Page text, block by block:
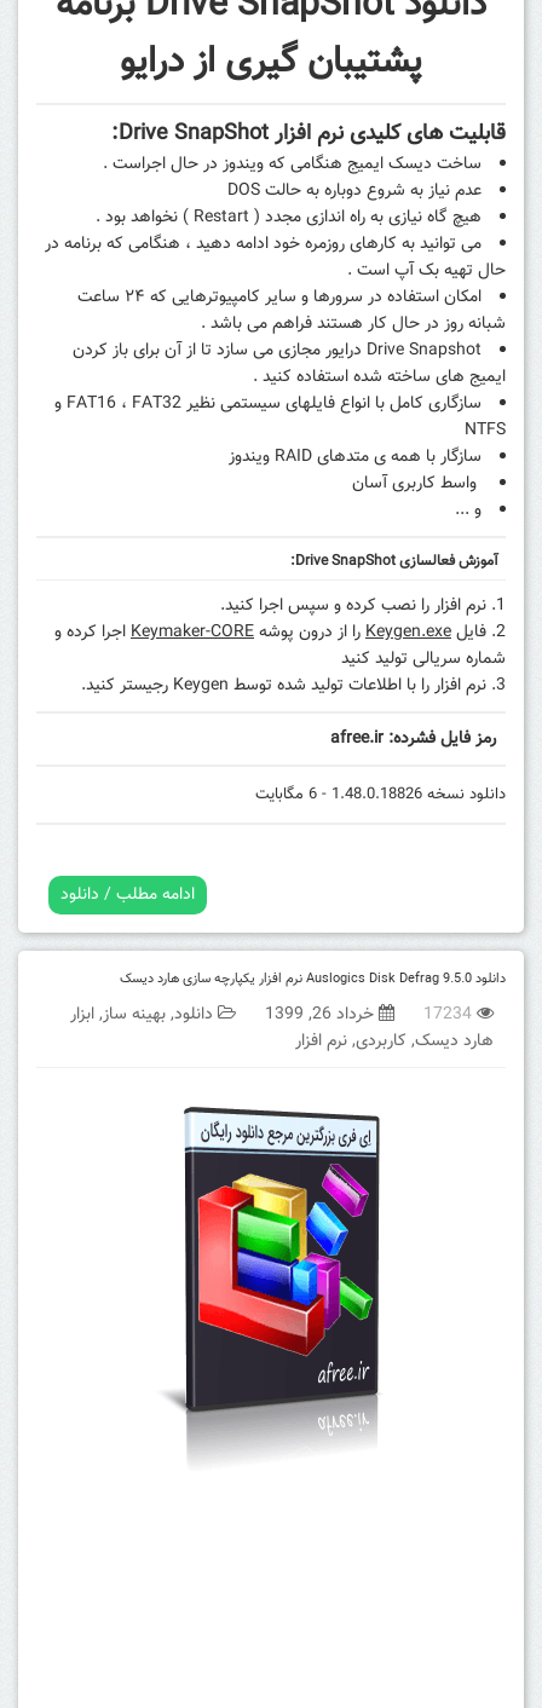
پشتیبان گیری از درایو
قابلیت های کلیدی نرم افزار Drive SnapShot :
ساخت دیسک ایمیج هنگامی که ویندوز در حال اجراست .
عدم نیاز به شروع دوباره به حالت DOS
هیچ گاه نیازی به راه اندازی مجدد ( Restart ) نخواهد بود .
می توانید به کارهای روزمره خود ادامه دهید ، هنگامی که برنامه در
حال تهیه بک آپ است .
امکان استفاده در سرورها و سایر کامپیوترهایی که ۲۴ ساعت
شبانه روز در حال کار هستند فراهم می باشد .
Drive Snapshot درایور مجازی می سازد تا از آن برای باز کردن
ایمیج های ساخته شده استفاده کنید .
سازگاری کامل با انواع فایلهای سیستمی نظیر FAT16 ، FAT32 و
NTFS
سازگار با همه ی متدهای RAID ویندوز
واسط کاربری آسان
و ...
آموزش فعالسازی Drive SnapShot:
نرم افزار را نصب کرده و سپس اجرا کنید.
فایلKeygen.exeرا از درون پوشهKeymaker-COREاجرا کرده و
شماره سریالی تولید کنید
نرم افزار را با اطلاعات تولید شده توسط Keygen رجیستر کنید.
رمز فایل فشرده: afree.ir
دانلود نسخه 1.48.0.18826 - 6 مگابایت
ادامه مطلب / دانلود
دانلود Auslogics Disk Defrag 9.5.0 نرم افزار یکپارچه سازی هارد دیسک
17234 خرداد 26, 1399 دانلود,بهینه ساز,ابزار
هارد دیسک, کاربردی,نرم افزار